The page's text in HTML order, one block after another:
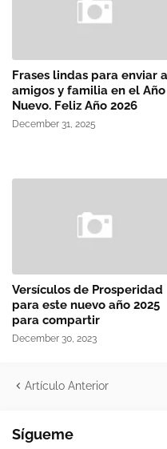
Frases lindas para enviar a
amigos y familia en el Año
Nuevo. Feliz Año 2026
December 31, 2025
Versículos de Prosperidad
para este nuevo año 2025
para compartir
December 30, 2023
Artículo Anterior
Sígueme